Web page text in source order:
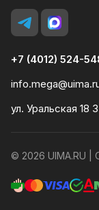
+7 (4012) 524-
ул. Уральская 18
© 2026 UIMA.RU |